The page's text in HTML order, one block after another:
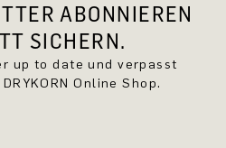
ABONNIEREN
SICHERN.
up to date und verpasst
Online Shop.